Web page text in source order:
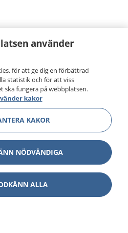
använder
för att ge dig en förbättrad
statistik och för att viss
fungera på webbplatsen.
kakor
KAKOR
NÖDVÄNDIGA
ALLA